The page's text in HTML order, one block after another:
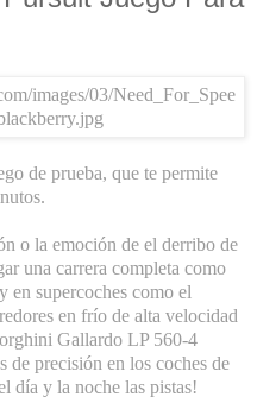
de prueba, que te permite
o la emoción de el derribo de
una carrera completa como
en supercoches como el
en frío de alta velocidad
Gallardo LP 560-4
de precisión en los coches de
día y la noche las pistas!